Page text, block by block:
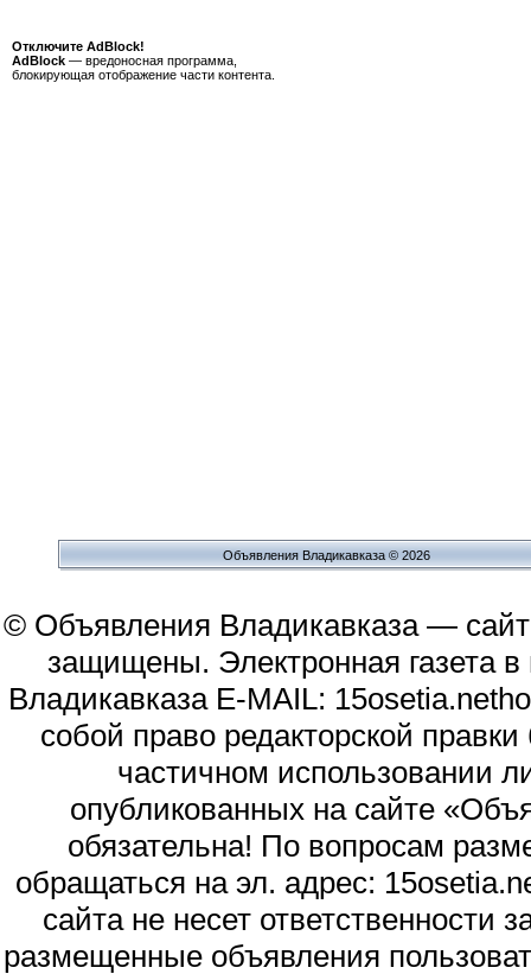
Отключите AdBlock!
AdBlock — вредоносная программа,
блокирующая отображение части контента.
Объявления Владикавказа © 2026
© Объявления Владикавказа —
защищены. Электронная газета
Владикавказа E-MAIL:
собой право редакторской
частичном использовании
опубликованных на сайте
обязательна! По вопросам
обращаться на эл. адрес:
сайта не несет
размещенные объявления